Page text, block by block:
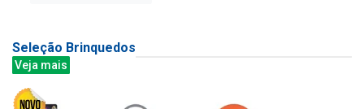
Seleção Brinquedos
Veja mais